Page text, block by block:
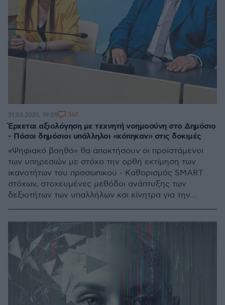
Έρχεται αξιολόγηση με τεχνητή νοημοσύνη στο Δημόσιο
- Πόσοι δημόσιοι υπάλληλοι «κόπηκαν» στις δοκιμές
«Ψηφιακό βοηθό» θα αποκτήσουν οι προϊστάμενοι
των υπηρεσιών με στόχο την ορθή εκτίμηση των
ικανοτήτων του προσωπικού - Καθορισμός SMART
στόχων, στοχευμένες μεθόδοι ανάπτυξης των
δεξιοτήτων των υπαλλήλων και κίνητρα για την
31.03.2025, 19:09 367